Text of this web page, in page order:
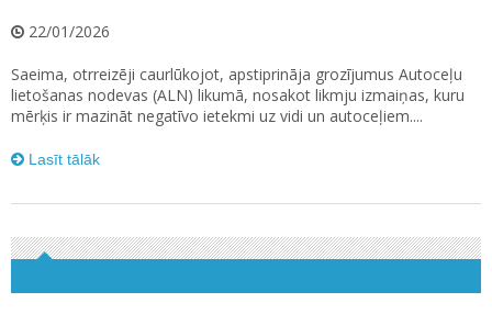
22/01/2026
Saeima, otrreizēji caurlūkojot, apstiprināja grozījumus Autoceļu
lietošanas nodevas (ALN) likumā, nosakot likmju izmaiņas, kuru
mērķis ir mazināt negatīvo ietekmi uz vidi un autoceļiem....
Lasīt tālāk